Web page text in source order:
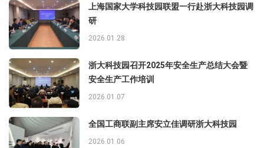
上海国家大学科技园联盟一行赴浙大科技园调
研
2026.01.28
浙大科技园召开2025年安全生产总结大会暨
安全生产工作培训
2026.01.07
全国工商联副主席安立佳调研浙大科技园
2026.01.06